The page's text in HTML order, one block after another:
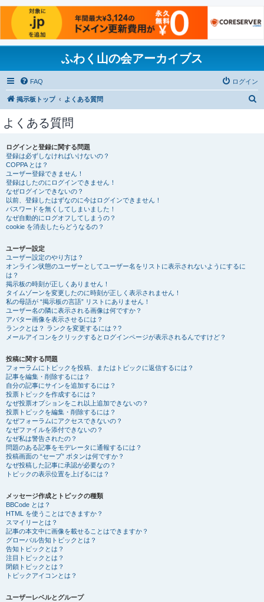
ふわく山の会アーカイブス
FAQ ログイン
掲示板トップ よくある質問
よくある質問
ログインと登録に関する問題
登録は必ずしなければいけないの？
COPPA とは？
ユーザー登録できません！
登録はしたのにログインできません！
なぜログインできないの？
以前、登録したはずなのに今はログインできません！
パスワードを無くしてしまいました！
なぜ自動的にログオフしてしまうの？
cookie を消去したらどうなるの？
ユーザー設定
ユーザー設定のやり方は？
オンライン状態のユーザーとしてユーザー名をリストに表示されないようにするに
は？
掲示板の時刻が正しくありません！
タイムゾーンを変更したのに時刻が正しく表示されません！
私の母語が “掲示板の言語” リストにありません！
ユーザー名の隣に表示される画像は何ですか？
アバター画像を表示させるには？
ランクとは？ ランクを変更するには？?
メールアイコンをクリックするとログインページが表示されるんですけど？
投稿に関する問題
フォーラムにトピックを投稿、またはトピックに返信するには？
記事を編集・削除するには？
自分の記事にサインを追加するには？
投票トピックを作成するには？
なぜ投票オプションをこれ以上追加できないの？
投票トピックを編集・削除するには？
なぜフォーラムにアクセスできないの？
なぜファイルを添付できないの？
なぜ私は警告されたの？
問題のある記事をモデレータに通報するには？
投稿画面の “セーブ” ボタンは何ですか？
なぜ投稿した記事に承認が必要なの？
トピックの表示位置を上げるには？
メッセージ作成とトピックの種類
BBCode とは？
HTML を使うことはできますか？
スマイリーとは？
記事の本文中に画像を載せることはできますか？
グローバル告知トピックとは？
告知トピックとは？
注目トピックとは？
閉鎖トピックとは？
トピックアイコンとは？
ユーザーレベルとグループ